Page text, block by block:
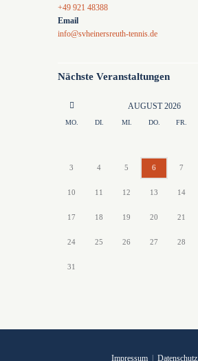
+49 921 48388
Email
info@svheinersreuth-tennis.de
Nächste Veranstaltungen
AUGUST2026
MO. DI. MI. DO. FR.
3 4 5 6 7
10 11 12 13 14
17 18 19 20 21
24 25 26 27 28
31
Impressum| Datenschutz